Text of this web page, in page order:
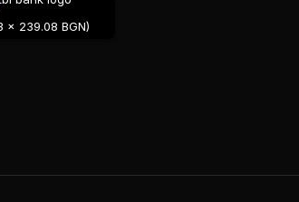
x 239.08 BGN)